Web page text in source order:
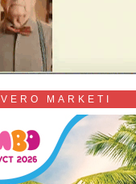
VERO MARKETI